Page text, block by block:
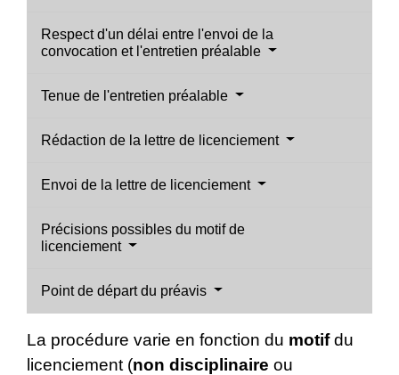
Respect d'un délai entre l'envoi de la
convocation et l'entretien préalable
Tenue de l'entretien préalable
Rédaction de la lettre de licenciement
Envoi de la lettre de licenciement
Précisions possibles du motif de
licenciement
Point de départ du préavis
La procédure varie en fonction du motifdu
licenciement (non disciplinaire ou